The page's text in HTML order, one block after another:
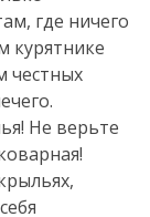
где ничего
курятнике
честных
Не верьте